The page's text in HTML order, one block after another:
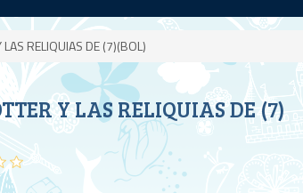
LAS RELIQUIAS DE (7)(BOL)
Y LAS RELIQUIAS DE (7)